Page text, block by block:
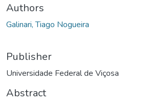
Authors
Galinari, Tiago Nogueira
Publisher
Universidade Federal de Viçosa
Abstract